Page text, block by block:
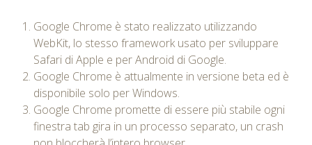
Google Chrome è stato realizzato utilizzando
WebKit, lo stesso framework usato per sviluppare
Safari di Apple e per Android di Google.
Google Chrome è attualmente in versione beta ed è
disponibile solo per Windows.
Google Chrome promette di essere più stabile ogni
finestra tab gira in un processo separato, un crash